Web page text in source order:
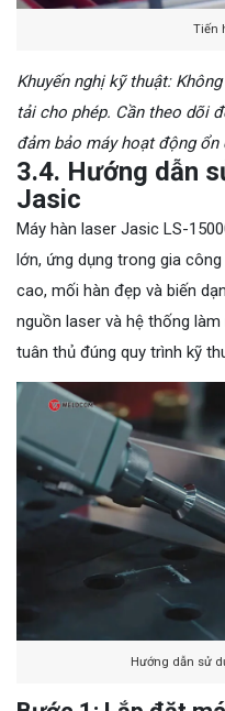
Tiến
Khuyến nghị kỹ thuật:
tải cho phép. Cần theo dõi
đảm bảo máy hoạt động ổn
3.4. Hướng dẫn
Jasic
Máy hàn laser Jasic LS-
lớn, ứng dụng trong gia
cao, mối hàn đẹp và biến
nguồn laser và hệ thống
tuân thủ đúng quy trình kỹ
Hướng dẫn sử